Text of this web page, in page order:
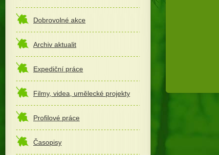
Dobrovolné akce
Archiv aktualit
Expediční práce
Filmy, videa, umělecké projekty
Profilové práce
Časopisy